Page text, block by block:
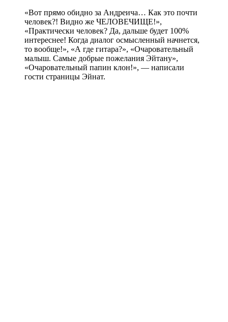
«Вот прямо обидно за Андреича… Как это почти
человек?! Видно же ЧЕЛОВЕЧИЩЕ!»,
«Практически человек? Да, дальше будет 100%
интереснее! Когда диалог осмысленный начнется,
то вообще!», «А где гитара?», «Очаровательный
малыш. Самые добрые пожелания Эйтану»,
«Очаровательный папин клон!», — написали
гости страницы Эйнат.